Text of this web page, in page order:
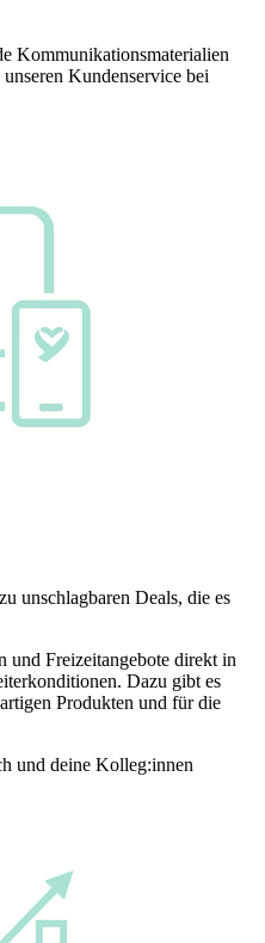
Kommunikationsmaterialien
Kundenservice bei
unschlagbaren Deals, die es
und Freizeitangebote direkt in
Dazu gibt es
Produkten und für die
und deine Kolleg:innen